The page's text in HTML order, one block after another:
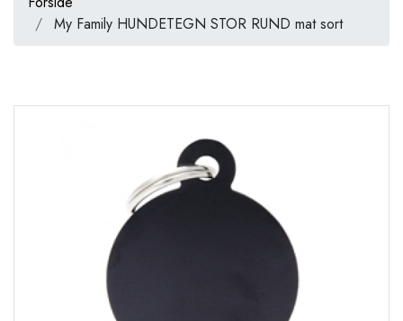
My Family HUNDETEGN STOR RUND mat sort